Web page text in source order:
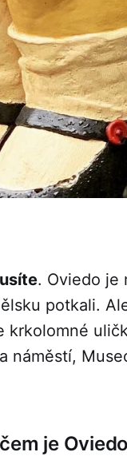
. Oviedo je
potkali.
náměstí,
je